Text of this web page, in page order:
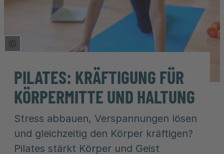
Copyright Tooltip öffnen
PILATES: KRÄFTIGUNG FÜR
KÖRPERMITTE UND HALTUNG
Stress abbauen, Verspannungen lösen
und gleichzeitig den Körper kräftigen?
Pilates stärkt Körper und Geist